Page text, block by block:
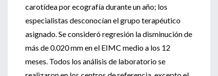
carotídea por ecografía durante un año; los
especialistas desconocían el grupo terapéutico
asignado. Se consideró regresión la disminución de
más de 0.020 mm en el EIMC medio a los 12
meses. Todos los análisis de laboratorio se